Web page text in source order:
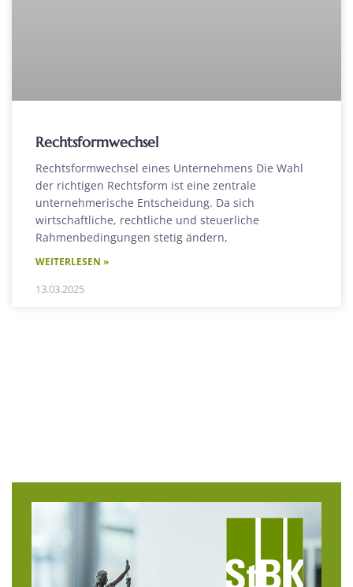
Rechtsformwechsel
Rechtsformwechsel eines Unternehmens Die Wahl
der richtigen Rechtsform ist eine zentrale
unternehmerische Entscheidung. Da sich
wirtschaftliche, rechtliche und steuerliche
Rahmenbedingungen stetig ändern,
WEITERLESEN »
13.03.2025